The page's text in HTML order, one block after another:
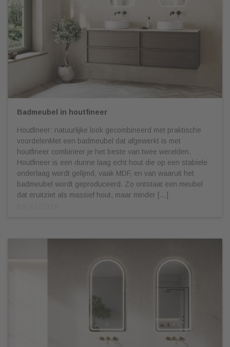
Badmeubel in houtfineer
Houtfineer: natuurlijke look gecombineerd met praktische
voordelenMet een badmeubel dat afgewerkt is met
houtfineer combineer je het beste van twee werelden.
Houtfineer is een dunne laag echt hout die op een stabiele
onderlaag wordt gelijmd, vaak MDF, en van waaruit het
badmeubel wordt geproduceerd. Zo ontstaat een meubel
dat eruitziet als massief hout, maar minder […]